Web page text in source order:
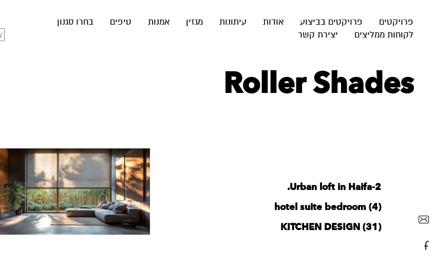
פרויקטים פרויקטים בביצוע אודות עיתונות מגזין אמנות טיפים
בחרו סגנון
לקוחות ממליצים
יצירת קשר
Roller Shades
Urban loft in Haifa-2.
hotel suite bedroom (4)
KITCHEN DESIGN (31)